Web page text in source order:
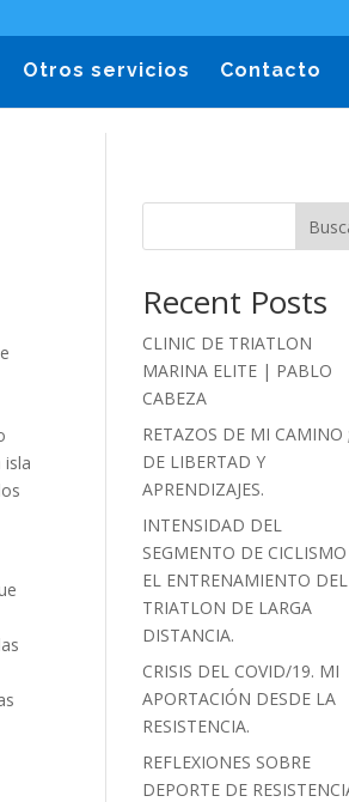
Otros servicios Contacto
Recent Posts
CLINIC DE TRIATLON
MARINA ELITE | PABLO
CABEZA
RETAZOS DE MI CAMINO ;
DE LIBERTAD Y
APRENDIZAJES.
INTENSIDAD DEL
SEGMENTO DE
EL ENTRENAMIENTO DEL
TRIATLON DE LARGA
DISTANCIA.
CRISIS DEL COVID/19. MI
APORTACIÓN DESDE LA
RESISTENCIA.
REFLEXIONES SOBRE
DEPORTE DE